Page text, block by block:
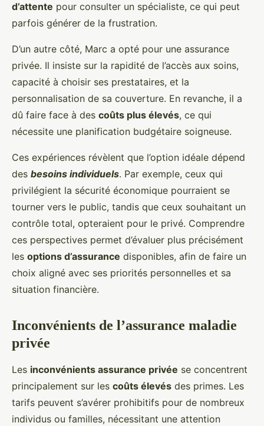
d’attente pour consulter un spécialiste, ce qui peut
parfois générer de la frustration.
D’un autre côté, Marc a opté pour une assurance
privée. Il insiste sur la rapidité de l’accès aux soins,
capacité à choisir ses prestataires, et la
personnalisation de sa couverture. En revanche, il a
dû faire face à des coûts plus élevés, ce qui
nécessite une planification budgétaire soigneuse.
Ces expériences révèlent que l’option idéale dépend
des besoins individuels. Par exemple, ceux qui
privilégient la sécurité économique pourraient se
tourner vers le public, tandis que ceux souhaitant un
contrôle total, opteraient pour le privé. Comprendre
ces perspectives permet d’évaluer plus précisément
les options d’assurance disponibles, afin de faire un
choix aligné avec ses priorités personnelles et sa
situation financière.
Inconvénients de l’assurance maladie
privée
Les inconvénients assurance privée se concentrent
principalement sur les coûts élevés des primes. Les
tarifs peuvent s’avérer prohibitifs pour de nombreux
individus ou familles, nécessitant une attention